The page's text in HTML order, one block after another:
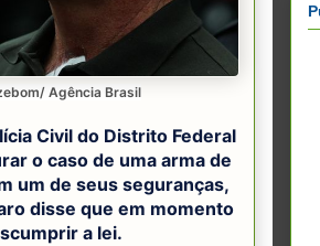
Agência Brasil
Civil do Distrito Federal
o caso de uma arma de
um de seus seguranças,
disse que em momento
a lei.